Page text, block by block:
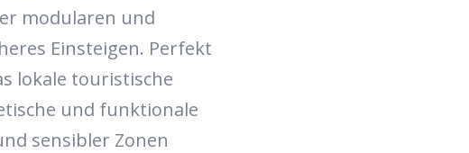
modularen und
Einsteigen. Perfekt
lokale touristische
und funktionale
sensibler Zonen